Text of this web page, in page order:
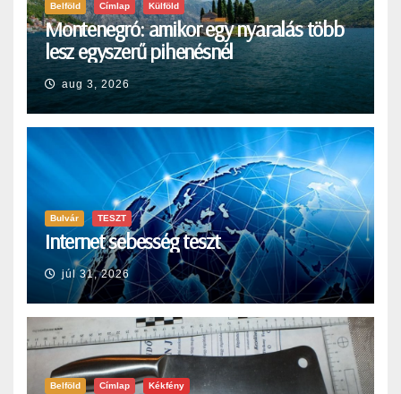
Belföld Címlap Külföld
Montenegró: amikor egy nyaralás több
lesz egyszerű pihenésnél
aug 3, 2026
Bulvár TESZT
Internet sebesség teszt
júl 31, 2026
Belföld Címlap Kékfény